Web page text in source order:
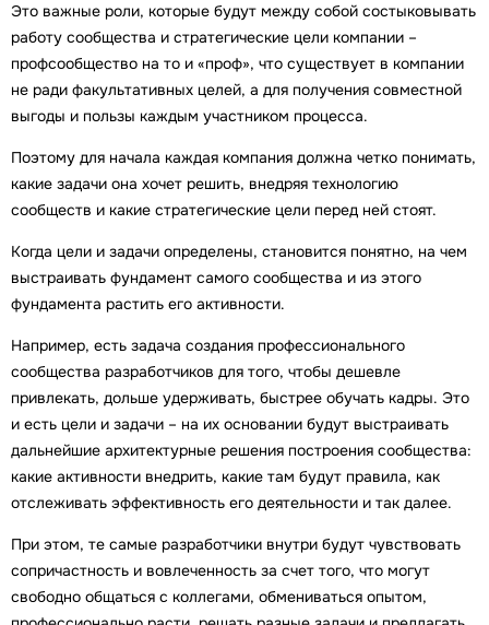
Это важные роли, которые будут между собой состыковывать
работу сообщества и стратегические цели компании –
профсообщество на то и «проф», что существует в компании
не ради факультативных целей, а для получения совместной
выгоды и пользы каждым участником процесса.
Поэтому для начала каждая компания должна четко понимать,
какие задачи она хочет решить, внедряя технологию
сообществ и какие стратегические цели перед ней стоят.
Когда цели и задачи определены, становится понятно, на чем
выстраивать фундамент самого сообщества и из этого
фундамента растить его активности.
Например, есть задача создания профессионального
сообщества разработчиков для того, чтобы дешевле
привлекать, дольше удерживать, быстрее обучать кадры. Это
и есть цели и задачи – на их основании будут выстраивать
дальнейшие архитектурные решения построения сообщества:
какие активности внедрить, какие там будут правила, как
отслеживать эффективность его деятельности и так далее.
При этом, те самые разработчики внутри будут чувствовать
сопричастность и вовлеченность за счет того, что могут
свободно общаться с коллегами, обмениваться опытом,